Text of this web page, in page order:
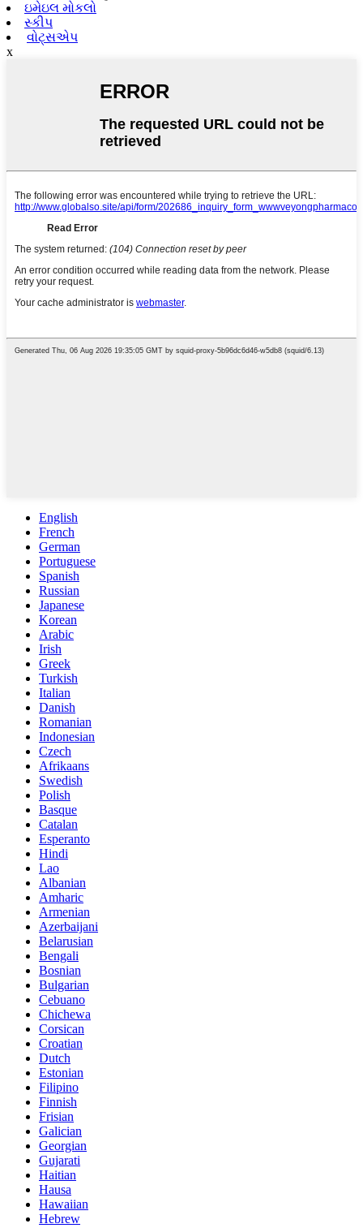
ઇમેઇલ મોકલો
સ્કીપ
વોટ્સએપ
x
English
French
German
Portuguese
Spanish
Russian
Japanese
Korean
Arabic
Irish
Greek
Turkish
Italian
Danish
Romanian
Indonesian
Czech
Afrikaans
Swedish
Polish
Basque
Catalan
Esperanto
Hindi
Lao
Albanian
Amharic
Armenian
Azerbaijani
Belarusian
Bengali
Bosnian
Bulgarian
Cebuano
Chichewa
Corsican
Croatian
Dutch
Estonian
Filipino
Finnish
Frisian
Galician
Georgian
Gujarati
Haitian
Hausa
Hawaiian
Hebrew